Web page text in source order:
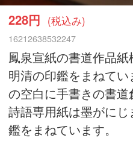
228円 (税込み)
16212638532247
鳳泉宣紙の書道作品
明清の印鑑をまねて
の空白に手書きの書
詩語専用紙は墨がに
鑑をまねています。